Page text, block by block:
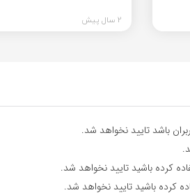
2 سال پیش
باشد تایید نخواهد شد.
کرده باشید تایید نخواهد شد.
کرده باشید تایید نخواهد شد.